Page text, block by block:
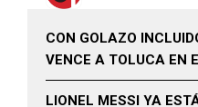
CON GOLAZO
VENCE A TOLUCA EN
LIONEL MESSI YA